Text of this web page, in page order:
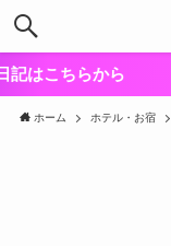
ホーム ホテル・お宿